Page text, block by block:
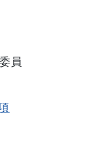
員